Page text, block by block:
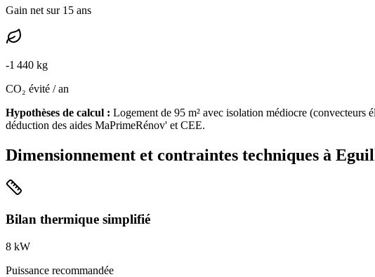
Gain net sur 15 ans
-1 440 kg
CO₂ évité / an
Hypothèses de calcul : Logement de 95 m² avec isolation médiocre (convecteurs
déduction des aides MaPrimeRénov' et CEE.
Dimensionnement et contraintes techniques à
Bilan thermique simplifié
8 kW
Puissance recommandée